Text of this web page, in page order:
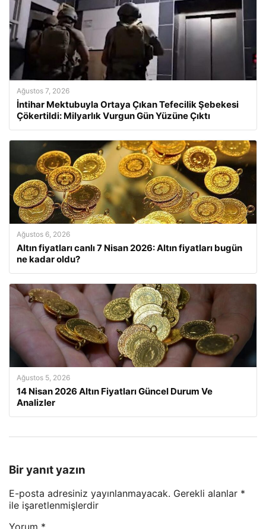
Ağustos 7, 2026
İntihar Mektubuyla Ortaya Çıkan Tefecilik Şebekesi
Çökertildi: Milyarlık Vurgun Gün Yüzüne Çıktı
Ağustos 6, 2026
Altın fiyatları canlı 7 Nisan 2026: Altın fiyatları bugün
ne kadar oldu?
Ağustos 5, 2026
14 Nisan 2026 Altın Fiyatları Güncel Durum Ve
Analizler
Bir yanıt yazın
E-posta adresiniz yayınlanmayacak. Gerekli alanlar *
ile işaretlenmişlerdir